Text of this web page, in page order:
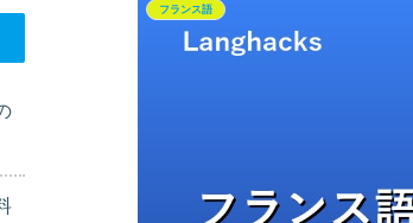
フランス語